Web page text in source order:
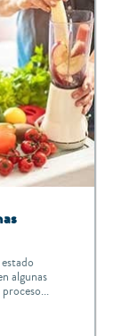
algunas